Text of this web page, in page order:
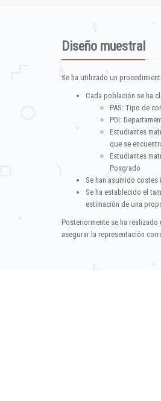
Diseño muestral
Se ha utilizado un
Cada población se ha
PAS: Tipo de
PDI:
Estudiantes
que se
Estudiantes
Posgrado
Se han asumido
Se ha establecido el
estimación de una
Posteriormente se ha
asegurar la representación